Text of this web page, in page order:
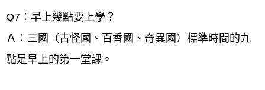
Q7：早上幾點要上學？
Ａ：三國（古怪國、百香國、奇異國）標準時間的九
點是早上的第一堂課。